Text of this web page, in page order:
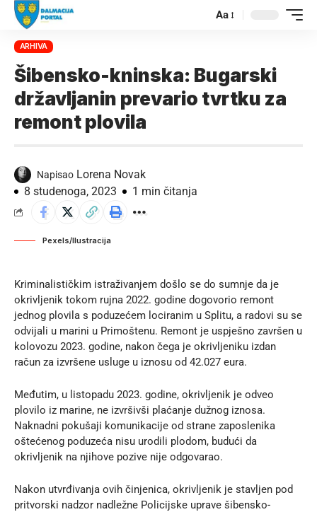
Aa
ARHIVA
Šibensko-kninska: Bugarski
državljanin prevario tvrtku za
remont plovila
Napisao Lorena Novak
8 studenoga, 2023
1 min čitanja
Pexels/Ilustracija
Kriminalističkim istraživanjem došlo se do sumnje da je
okrivljenik tokom rujna 2022. godine dogovorio remont
jednog plovila s poduzećem lociranim u Splitu, a radovi su se
odvijali u marini u Primoštenu. Remont je uspješno završen u
kolovozu 2023. godine, nakon čega je okrivljeniku izdan
račun za izvršene usluge u iznosu od 42.027 eura.
Međutim, u listopadu 2023. godine, okrivljenik je odveo
plovilo iz marine, ne izvršivši plaćanje dužnog iznosa.
Naknadni pokušaji komunikacije od strane zaposlenika
oštećenog poduzeća nisu urodili plodom, budući da
okrivljenik na njihove pozive nije odgovarao.
Nakon utvrđivanja ovih činjenica, okrivljenik je stavljen pod
pritvorski nadzor nadležne Policijske uprave šibensko-